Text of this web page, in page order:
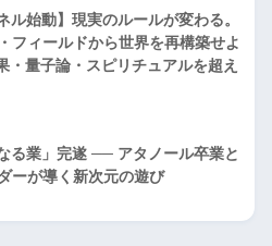
ル始動】現実のルールが変わる。
フィールドから世界を再構築せよ
・量子論・スピリチュアルを超え
る業」完遂 ── アタノール卒業と
ーが導く新次元の遊び